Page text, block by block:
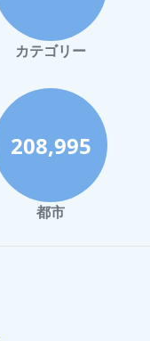
カテゴリー
208,995
都市